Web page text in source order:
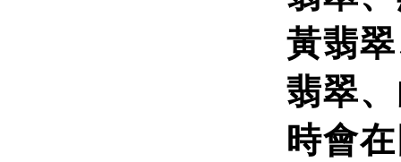
黃翡
翡翠
時會